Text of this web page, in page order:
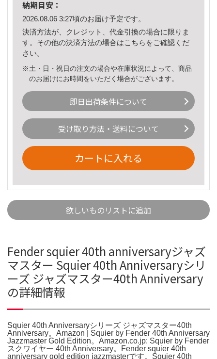
納期目安：
2026.08.06 3:27頃のお届け予定です。
決済方法が、クレジット、代金引換の場合に限りま
す。その他の決済方法の場合はこちら をご確認くだ
さい。
※土・日・祝日の注文の場合や在庫状況によって、商品
のお届けにお時間をいただく場合がございます。
即日出荷条件について
受け取り方法・送料について
カートに入れる
欲しいものリストに追加
Fender squier 40th anniversaryジャズ
マスター Squier 40th Anniversaryシリ
ーズ ジャズマスター40th Anniversary
の詳細情報
Squier 40th Anniversaryシリーズ ジャズマスター40th
Anniversary。Amazon | Squier by Fender 40th Anniversary
Jazzmaster Gold Edition。Amazon.co.jp: Squier by Fender
スクワイヤー 40th Anniversary。Fender squier 40th
anniversary gold edition jazzmasterです。Squier 40th